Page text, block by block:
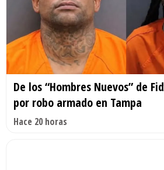
De los “Hombres Nuevos” de
por robo armado en Tampa
Hace 20 horas